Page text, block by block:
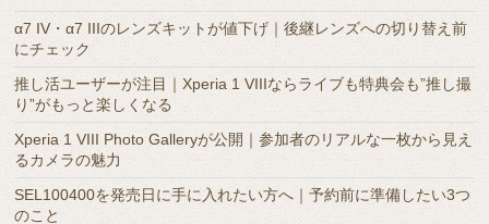
カ
イ
ブ
α7 IV・α7 IIIのレンズキットが値下げ｜後継レンズへの切り替え前
にチェック
推し活ユーザーが注目｜Xperia 1 VIIIならライブも特典会も”推し撮
り”がもっと楽しくなる
Xperia 1 VIII Photo Galleryが公開｜参加者のリアルな一枚から見え
るカメラの魅力
SEL100400を発売日に手に入れたい方へ｜予約前に準備したい3つ
のこと